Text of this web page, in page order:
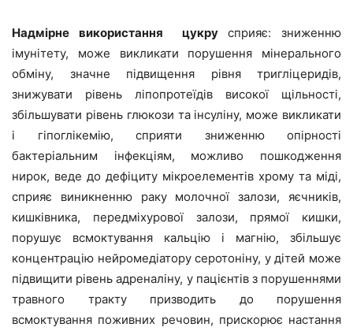
Надмірне використання цукру сприяє: зниженню
імунітету, може викликати порушення мінерального
обміну, значне підвищення рівня тригліцеридів,
знижувати рівень ліпопротеїдів високої щільності,
збільшувати рівень глюкози та інсуліну, може викликати
і гіпоглікемію, сприяти зниженню опірності
бактеріальним інфекціям, можливо пошкодження
нирок, веде до дефіциту мікроелементів хрому та міді,
сприяє виникненню раку молочної залози, яєчників,
кишківника, передміхурової залози, прямої кишки,
порушує всмоктування кальцію і магнію, збільшує
концентрацію нейромедіатору серотоніну, у дітей може
підвищити рівень адреналіну, у пацієнтів з порушеннями
травного тракту призводить до порушення
всмоктування поживних речовин, прискорює настання